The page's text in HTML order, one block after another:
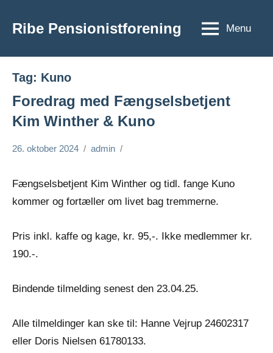
Ribe Pensionistforening
Ribe
Menu
Tag: Kuno
Foredrag med Fængselsbetjent
Kim Winther & Kuno
26. oktober 2024 admin
Fængselsbetjent Kim Winther og tidl. fange Kuno
kommer og fortæller om livet bag tremmerne.
Pris inkl. kaffe og kage, kr. 95,-. Ikke medlemmer kr.
190.-.
Bindende tilmelding senest den 23.04.25.
Alle tilmeldinger kan ske til: Hanne Vejrup 24602317
eller Doris Nielsen 61780133.